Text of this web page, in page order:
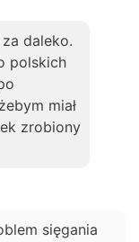
daleko.
polskich
miał
zrobiony
sięgania